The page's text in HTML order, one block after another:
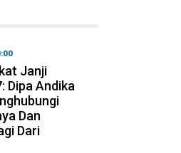
Janji
Dipa Andika
Dan
Dari